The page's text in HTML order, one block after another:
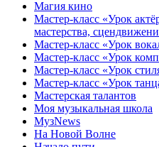
Магия кино
Мастер-класс «Урок
мастерства,
Мастер-класс «Урок
Мастер-класс «Урок
Мастер-класс «Урок
Мастер-класс «Урок
Мастерская талантов
Моя музыкальная школа
МузNews
На Новой Волне